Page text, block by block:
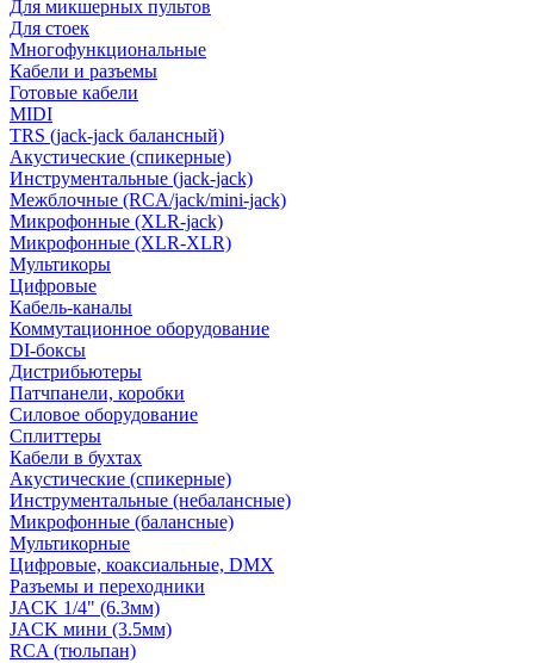
Для микшерных пультов
Для стоек
Многофункциональные
Кабели и разъемы
Готовые кабели
MIDI
TRS (jack-jack балансный)
Акустические (спикерные)
Инструментальные (jack-jack)
Межблочные (RCA/jack/mini-jack)
Микрофонные (XLR-jack)
Микрофонные (XLR-XLR)
Мультикоры
Цифровые
Кабель-каналы
Коммутационное оборудование
DI-боксы
Дистрибьютеры
Патчпанели, коробки
Силовое оборудование
Сплиттеры
Кабели в бухтах
Акустические (спикерные)
Инструментальные (небалансные)
Микрофонные (балансные)
Мультикорные
Цифровые, коаксиальные, DMX
Разъемы и переходники
JACK 1/4" (6.3мм)
JACK мини (3.5мм)
RCA (тюльпан)